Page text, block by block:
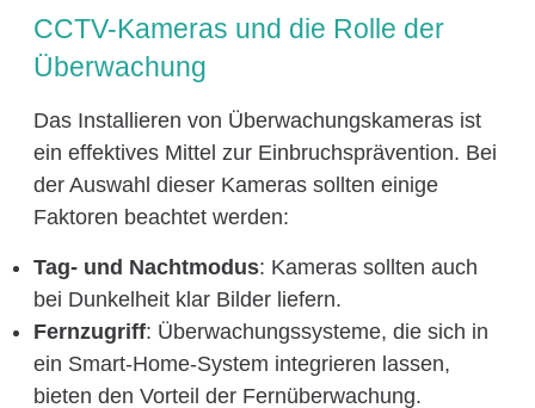
CCTV-Kameras und die Rolle der
Überwachung
Das Installieren von Überwachungskameras ist
ein effektives Mittel zur Einbruchsprävention. Bei
der Auswahl dieser Kameras sollten einige
Faktoren beachtet werden:
Tag- und Nachtmodus: Kameras sollten auch
bei Dunkelheit klar Bilder liefern.
Fernzugriff: Überwachungssysteme, die sich in
ein Smart-Home-System integrieren lassen,
bieten den Vorteil der Fernüberwachung.